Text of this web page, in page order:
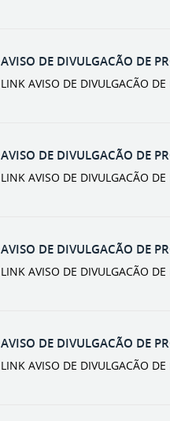
AVISO DE DIVULGACÃO DE
LINK AVISO DE DIVULGACÃO
AVISO DE DIVULGACÃO DE
LINK AVISO DE DIVULGACÃO
AVISO DE DIVULGACÃO DE
LINK AVISO DE DIVULGACÃO
AVISO DE DIVULGACÃO DE
LINK AVISO DE DIVULGACÃO